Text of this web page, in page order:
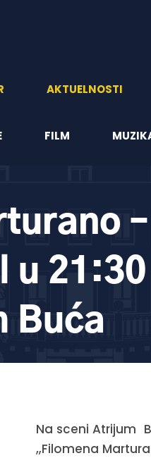
AKTUELNOSTI
FILM
–
21:30
Buća
Na sceni Atrijum
„Filomena